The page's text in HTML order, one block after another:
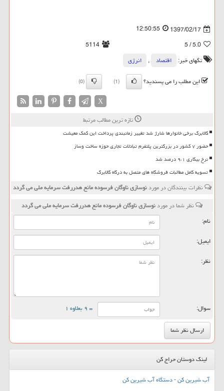
1397/02/17
12:50:55
5.0
/ 5
5114
تگهای خبر:
اقتصاد ,
انرژی
این مطلب را می پسندید؟
(1)
(0)
X
تازه ترین مطالب مرتبط
کالابرگ برخی خانوارها شارژ شد تغییر زمانبندی پرداخت این کمک معیشت
حضور ۷ کشور در بزرگترین پلتفرم تبادلات تجاری حوزه ساخت وساز
نرخ بیکاری ۹،۱ درصد شد
تسویه کامل مطالبات فروشگاه های متصل به درگاه کالابرگ
نظرات بینندگان در موردنوسازی ناوگان فرسوده مانع هدررفت سرمایه ملی می گردد
نظر شما در موردنوسازی ناوگان فرسوده مانع هدررفت سرمایه ملی می گردد
نام:
ایمیل:
نظر:
سوال: = ۹ بعلاوه ۱
لینک دوستان حراج کن
آب شیرین کن - دستگاه آب شیرین کن